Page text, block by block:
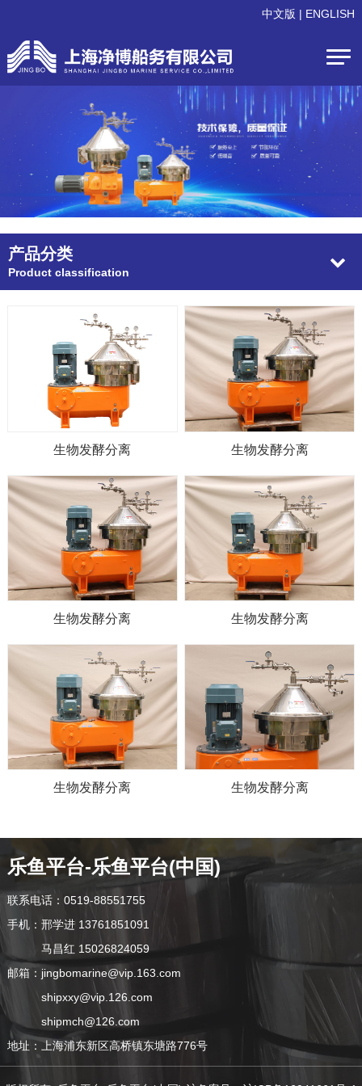
中文版 | ENGLISH
产品分类
Product classification
生物发酵分离 生物发酵分离
生物发酵分离 生物发酵分离
生物发酵分离 生物发酵分离
乐鱼平台-乐鱼平台(中国)
联系电话：0519-88551755
手机：邢学进 13761851091
马昌红 15026824059
邮箱：jingbomarine@vip.163.com
shipxxy@vip.126.com
shipmch@126.com
地址：上海浦东新区高桥镇东塘路776号